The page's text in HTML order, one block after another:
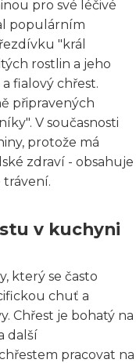
pro své léčivé
populárním
"král
rostlin a jeho
fialový chřest.
připravených
V současnosti
protože má
zdraví - obsahuje
trávení.
v kuchyni
který se často
chuť a
Chřest je bohatý na
další
pracovat na